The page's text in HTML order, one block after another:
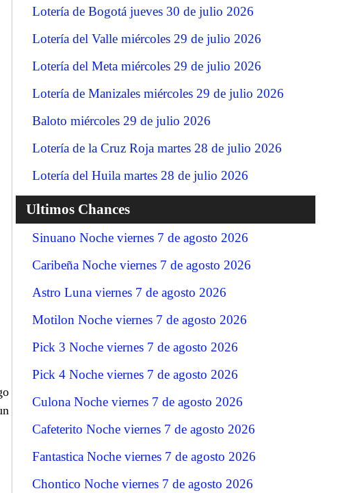
Lotería de Bogotá jueves 30 de julio 2026
Lotería del Valle miércoles 29 de julio 2026
Lotería del Meta miércoles 29 de julio 2026
Lotería de Manizales miércoles 29 de julio 2026
Baloto miércoles 29 de julio 2026
Lotería de la Cruz Roja martes 28 de julio 2026
Lotería del Huila martes 28 de julio 2026
Ultimos Chances
Sinuano Noche viernes 7 de agosto 2026
Caribeña Noche viernes 7 de agosto 2026
Astro Luna viernes 7 de agosto 2026
Motilon Noche viernes 7 de agosto 2026
Pick 3 Noche viernes 7 de agosto 2026
Pick 4 Noche viernes 7 de agosto 2026
Culona Noche viernes 7 de agosto 2026
Cafeterito Noche viernes 7 de agosto 2026
Fantastica Noche viernes 7 de agosto 2026
Chontico Noche viernes 7 de agosto 2026